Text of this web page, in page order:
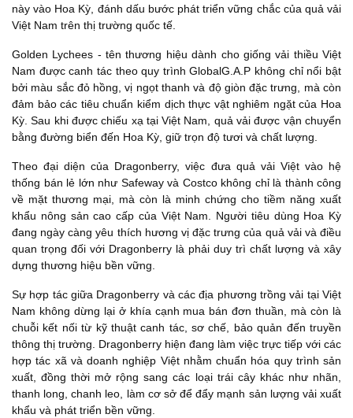
này vào Hoa Kỳ, đánh dấu bước phát triển vững chắc của quả vải
Việt Nam trên thị trường quốc tế.
Golden Lychees - tên thương hiệu dành cho giống vải thiều Việt
Nam được canh tác theo quy trình GlobalG.A.P không chỉ nổi bật
bởi màu sắc đỏ hồng, vị ngọt thanh và độ giòn đặc trưng, mà còn
đảm bảo các tiêu chuẩn kiểm dịch thực vật nghiêm ngặt của Hoa
Kỳ. Sau khi được chiếu xạ tại Việt Nam, quả vải được vận chuyển
bằng đường biển đến Hoa Kỳ, giữ trọn độ tươi và chất lượng.
Theo đại diện của Dragonberry, việc đưa quả vải Việt vào hệ
thống bán lẻ lớn như Safeway và Costco không chỉ là thành công
về mặt thương mại, mà còn là minh chứng cho tiềm năng xuất
khẩu nông sản cao cấp của Việt Nam. Người tiêu dùng Hoa Kỳ
đang ngày càng yêu thích hương vị đặc trưng của quả vải và điều
quan trọng đối với Dragonberry là phải duy trì chất lượng và xây
dựng thương hiệu bền vững.
Sự hợp tác giữa Dragonberry và các địa phương trồng vải tại Việt
Nam không dừng lại ở khía cạnh mua bán đơn thuần, mà còn là
chuỗi kết nối từ kỹ thuật canh tác, sơ chế, bảo quản đến truyền
thông thị trường. Dragonberry hiện đang làm việc trực tiếp với các
hợp tác xã và doanh nghiệp Việt nhằm chuẩn hóa quy trình sản
xuất, đồng thời mở rộng sang các loại trái cây khác như nhãn,
thanh long, chanh leo, làm cơ sở để đẩy mạnh sản lượng vải xuất
khẩu và phát triển bền vững.